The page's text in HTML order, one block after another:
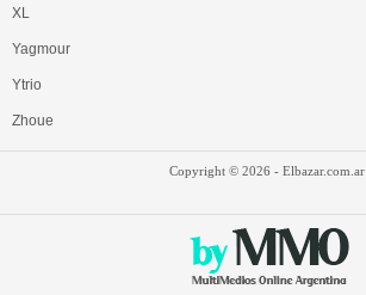
XL
Yagmour
Ytrio
Zhoue
Copyright © 2026 - Elbazar.com.ar